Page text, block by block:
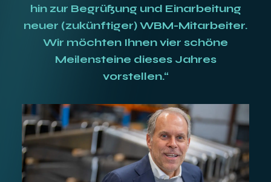
hin zur Begrüßung und Einarbeitung
neuer (zukünftiger) WBM-Mitarbeiter.
Wir möchten Ihnen vier schöne
Meilensteine dieses Jahres
vorstellen.“